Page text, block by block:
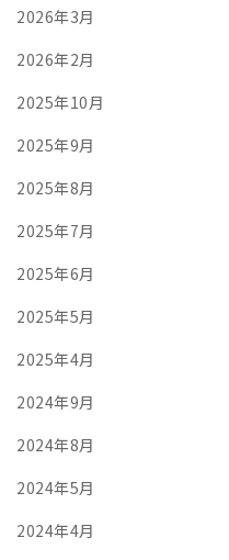
2026年3月
2026年2月
2025年10月
2025年9月
2025年8月
2025年7月
2025年6月
2025年5月
2025年4月
2024年9月
2024年8月
2024年5月
2024年4月